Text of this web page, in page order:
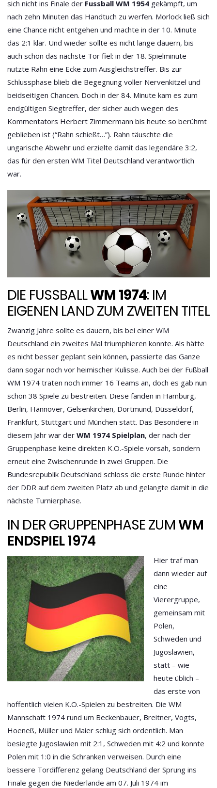
sich nicht ins Finale der Fussball WM 1954 gekämpft, um
nach zehn Minuten das Handtuch zu werfen. Morlock ließ sich
eine Chance nicht entgehen und machte in der 10. Minute
das 2:1 klar. Und wieder sollte es nicht lange dauern, bis
auch schon das nächste Tor fiel: in der 18. Spielminute
nutzte Rahn eine Ecke zum Ausgleichstreffer. Bis zur
Schlussphase blieb die Begegnung voller Nervenkitzel und
beidseitigen Chancen. Doch in der 84. Minute kam es zum
endgültigen Siegtreffer, der sicher auch wegen des
Kommentators Herbert Zimmermann bis heute so berühmt
geblieben ist (“Rahn schießt…”). Rahn täuschte die
ungarische Abwehr und erzielte damit das legendäre 3:2,
das für den ersten WM Titel Deutschland verantwortlich
war.
DIE FUSSBALLWM 1974: IM
EIGENEN LAND ZUM ZWEITEN TITEL
Zwanzig Jahre sollte es dauern, bis bei einer WM
Deutschland ein zweites Mal triumphieren konnte. Als hätte
es nicht besser geplant sein können, passierte das Ganze
dann sogar noch vor heimischer Kulisse. Auch bei der Fußball
WM 1974 traten noch immer 16 Teams an, doch es gab nun
schon 38 Spiele zu bestreiten. Diese fanden in Hamburg,
Berlin, Hannover, Gelsenkirchen, Dortmund, Düsseldorf,
Frankfurt, Stuttgart und München statt. Das Besondere in
diesem Jahr war der WM 1974 Spielplan, der nach der
Gruppenphase keine direkten K.O.-Spiele vorsah, sondern
erneut eine Zwischenrunde in zwei Gruppen. Die
Bundesrepublik Deutschland schloss die erste Runde hinter
der DDR auf dem zweiten Platz ab und gelangte damit in die
nächste Turnierphase.
IN DER GRUPPENPHASE ZUMWM
ENDSPIEL 1974
Hier traf man
dann wieder auf
eine
Vierergruppe,
gemeinsam mit
Polen,
Schweden und
Jugoslawien,
statt – wie
heute üblich –
das erste von
hoffentlich vielen K.O.-Spielen zu bestreiten. Die WM
Mannschaft 1974 rund um Beckenbauer, Breitner, Vogts,
Hoeneß, Müller und Maier schlug sich ordentlich. Man
besiegte Jugoslawien mit 2:1, Schweden mit 4:2 und konnte
Polen mit 1:0 in die Schranken verweisen. Durch eine
bessere Tordifferenz gelang Deutschland der Sprung ins
Finale gegen die Niederlande am 07. Juli 1974 im